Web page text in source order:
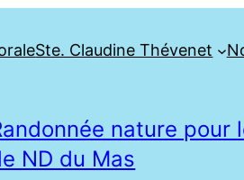
Ste. Claudine Thévenet
nature pour
ND du Mas